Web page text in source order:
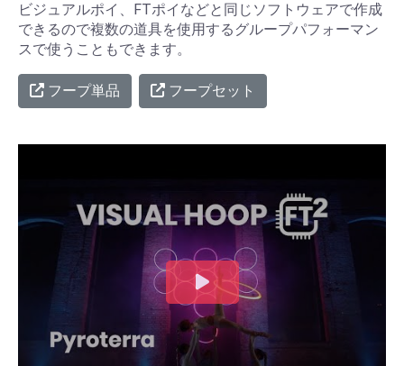
ビジュアルポイ、FTポイなどと同じソフトウェアで作成
できるので複数の道具を使用するグループパフォーマン
スで使うこともできます。
フープ単品 フープセット